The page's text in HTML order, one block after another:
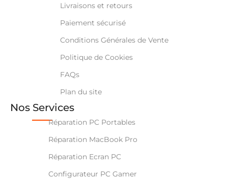
Livraisons et retours
Paiement sécurisé
Conditions Générales de Vente
Politique de Cookies
FAQs
Plan du site
Nos Services
Réparation PC Portables
Réparation MacBook Pro
Réparation Ecran PC
Configurateur PC Gamer